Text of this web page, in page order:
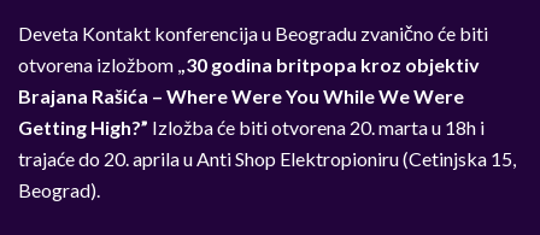
Deveta Kontakt konferencija u Beogradu zvanično će biti
otvorena izložbom , ,30 godina britpopa kroz objektiv
Brajana Rašića – Where Were You While We Were
Getting High?” Izložba će biti otvorena 20. marta u 18h i
trajaće do 20. aprila u Anti Shop Elektropioniru (Cetinjska 15,
Beograd).